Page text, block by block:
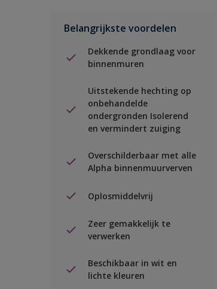
Belangrijkste voordelen
Dekkende grondlaag voor
binnenmuren
Uitstekende hechting op
onbehandelde
ondergronden Isolerend
en vermindert zuiging
Overschilderbaar met alle
Alpha binnenmuurverven
Oplosmiddelvrij
Zeer gemakkelijk te
verwerken
Beschikbaar in wit en
lichte kleuren